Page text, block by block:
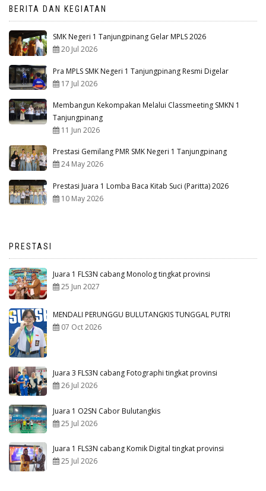
BERITA DAN KEGIATAN
SMK Negeri 1 Tanjungpinang Gelar MPLS 2026
20 Jul 2026
Pra MPLS SMK Negeri 1 Tanjungpinang Resmi Digelar
17 Jul 2026
Membangun Kekompakan Melalui Classmeeting SMKN 1
Tanjungpinang
11 Jun 2026
Prestasi Gemilang PMR SMK Negeri 1 Tanjungpinang
24 May 2026
Prestasi Juara 1 Lomba Baca Kitab Suci (Paritta) 2026
10 May 2026
PRESTASI
Juara 1 FLS3N cabang Monolog tingkat provinsi
25 Jun 2027
MENDALI PERUNGGU BULUTANGKIS TUNGGAL PUTRI
07 Oct 2026
Juara 3 FLS3N cabang Fotographi tingkat provinsi
26 Jul 2026
Juara 1 O2SN Cabor Bulutangkis
25 Jul 2026
Juara 1 FLS3N cabang Komik Digital tingkat provinsi
25 Jul 2026